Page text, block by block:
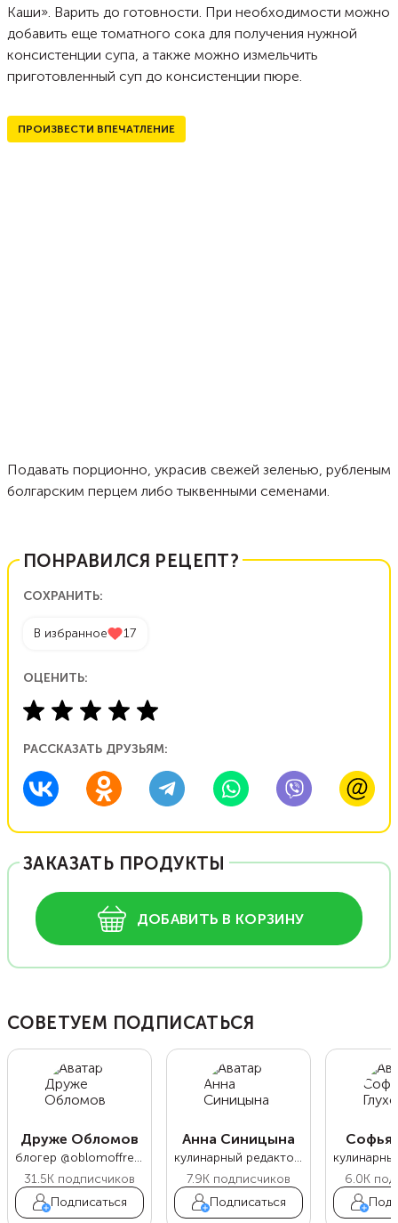
Каши». Варить до готовности. При необходимости можно
добавить еще томатного сока для получения нужной
консистенции супа, а также можно измельчить
приготовленный суп до консистенции пюре.
ПРОИЗВЕСТИ ВПЕЧАТЛЕНИЕ
Подавать порционно, украсив свежей зеленью, рубленым
болгарским перцем либо тыквенными семенами.
ПОНРАВИЛСЯ РЕЦЕПТ?
СОХРАНИТЬ:
В избранное 17
ОЦЕНИТЬ:
РАССКАЗАТЬ ДРУЗЬЯМ:
ЗАКАЗАТЬ ПРОДУКТЫ
ДОБАВИТЬ В КОРЗИНУ
СОВЕТУЕМ ПОДПИСАТЬСЯ
Друже Обломов
блогер @oblomoffrecipe
31.5K подписчиков
Подписаться
Анна Синицына
кулинарный редактор Food.ru
7.9K подписчиков
Подписаться
Софья
6.0K